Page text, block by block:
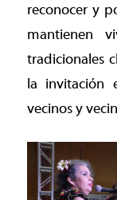
reconocer y
mantienen
tradicionales
la invitación
vecinos y